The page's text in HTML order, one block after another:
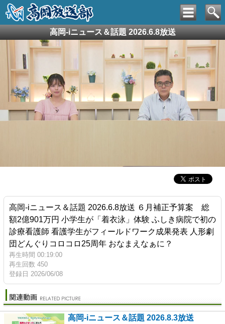
高岡-iニュース＆話題 2026.6.8放送
高岡-iニュース＆話題 2026.6.8放送 ６月補正予算案 総
額2億901万円 小学生が「着衣泳」体験 ふしき病院で初の
診療看護師 看護学生がフィールドワーク成果発表 人形劇
団どんぐりコロコロ25周年 おなまえなぁに？
再生時間 00:19:00
再生回数 450
登録日 2026/06/08
高岡-iニュース＆話題 2026.8.3放送